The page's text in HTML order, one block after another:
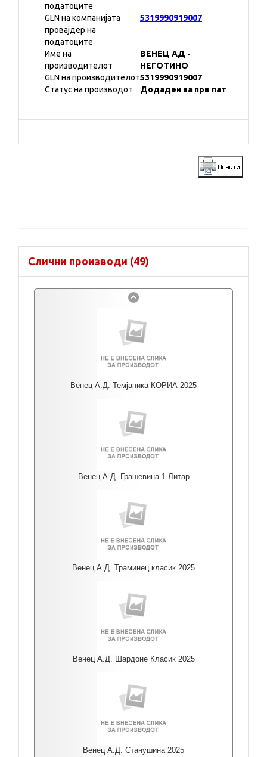
податоците
GLN на компанијата
провајдер на
податоците
5319990919007
Име на
производителот
ВЕНЕЦ АД -
НЕГОТИНО
GLN на производителот5319990919007
Статус на производот
Додаден за прв пат
Слични производи (49)
Венец А.Д. Темјаника КОРИА 2025
Венец А.Д. Грашевина 1 Литар
Венец А.Д. Траминец класик 2025
Венец А.Д. Шардоне Класик 2025
Венец А.Д. Станушина 2025